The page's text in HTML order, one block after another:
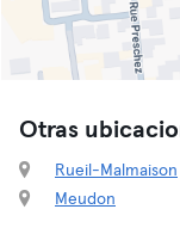
Otras
Rueil-Malmaison
Meudon